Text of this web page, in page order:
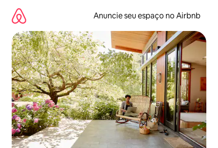
para
conteúdo
Anuncie seu espaço no Airbnb